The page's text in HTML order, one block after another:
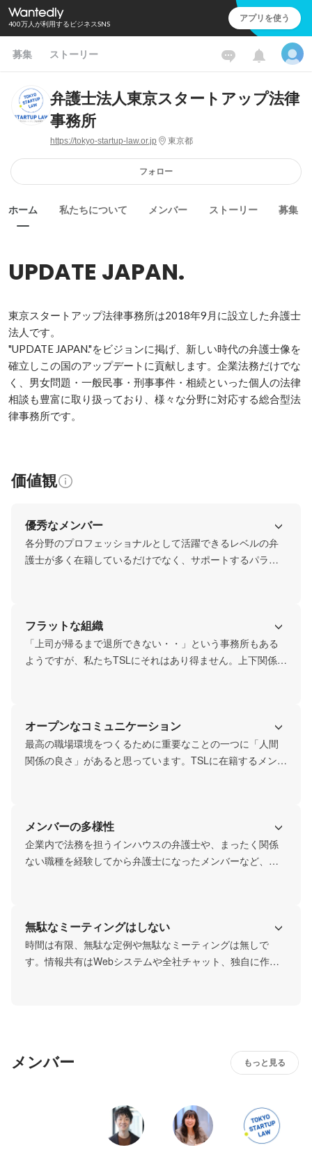
400万人が利用するビジネスSNS アプリを使う
募集 ストーリー
弁護士法人東京スタートアップ法律
事務所
https://tokyo-startup-law.or.jp 東京都
フォロー
ホーム 私たちについて メンバー ストーリー 募集
UPDATE JAPAN.
東京スタートアップ法律事務所は2018年9月に設立した弁護士
法人です。
"UPDATE JAPAN."をビジョンに掲げ、新しい時代の弁護士像を
確立しこの国のアップデートに貢献します。企業法務だけでな
く、男女問題・一般民事・刑事事件・相続といった個人の法律
相談も豊富に取り扱っており、様々な分野に対応する総合型法
律事務所です。
価値観
優秀なメンバー
各分野のプロフェッショナルとして活躍できるレベルの弁
護士が多く在籍しているだけでなく、サポートするパラリ
フラットな組織
「上司が帰るまで退所できない・・」という事務所もある
ようですが、私たちTSLにそれはあり得ません。上下関係は
オープンなコミュニケーション
最高の職場環境をつくるために重要なことの一つに「人間
関係の良さ」があると思っています。TSLに在籍するメンバ
メンバーの多様性
企業内で法務を担うインハウスの弁護士や、まったく関係
ない職種を経験してから弁護士になったメンバーなど、い
無駄なミーティングはしない
時間は有限、無駄な定例や無駄なミーティングは無しで
す。情報共有はWebシステムや全社チャット、独自に作っ
メンバー もっと見る